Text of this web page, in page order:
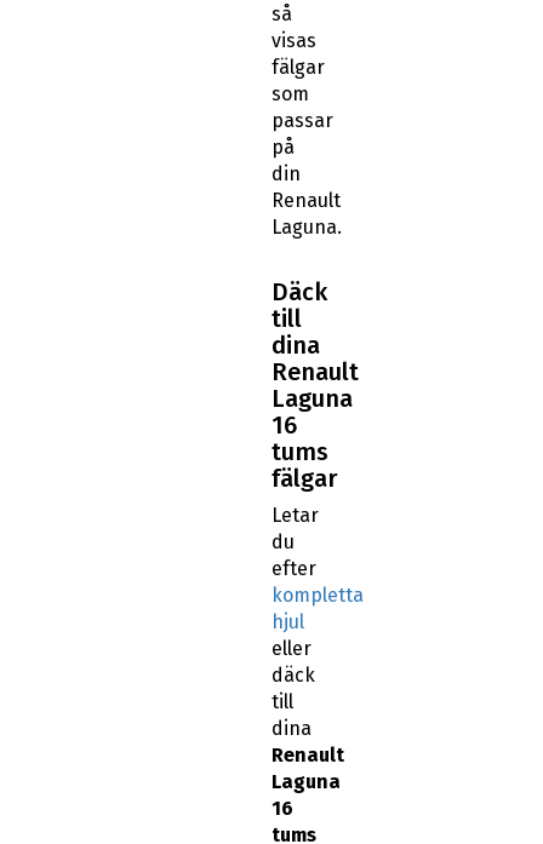
så
visas
fälgar
som
passar
på
din
Renault
Laguna.
Däck
till
dina
Renault
Laguna
16
tums
fälgar
Letar
du
efter
kompletta
hjul
eller
däck
till
dina
Renault
Laguna
16
tums